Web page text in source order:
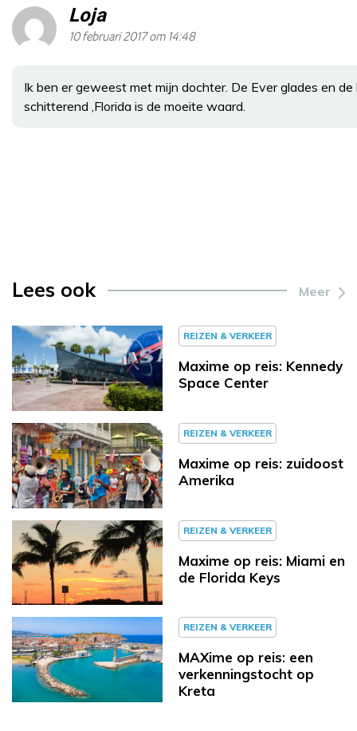
Loja
10 februari 2017 om 14:48
Ik ben er geweest met mijn dochter. De Ever glades en
schitterend ,Florida is de moeite waard.
Lees ook Meer
REIZEN & VERKEER
Maxime op reis: Kennedy
Space Center
REIZEN & VERKEER
Maxime op reis: zuidoost
Amerika
REIZEN & VERKEER
Maxime op reis: Miami en
de Florida Keys
REIZEN & VERKEER
MAXime op reis: een
verkenningstocht op
Kreta